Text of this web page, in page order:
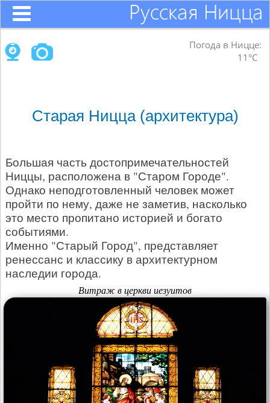
Погода в Ницце:
11°C
Старая Ницца (архитектура)
Большая часть достопримечательностей
Ниццы, расположена в "Старом Городе".
Однако неподготовленный человек может
пройти по нему, даже не заметив, насколько
это место пропитано историей и богато
событиями.
Именно "Старый Город", представляет
ренессанс и классику в архитектурном
наследии города.
Витраж в церкви иезуитов